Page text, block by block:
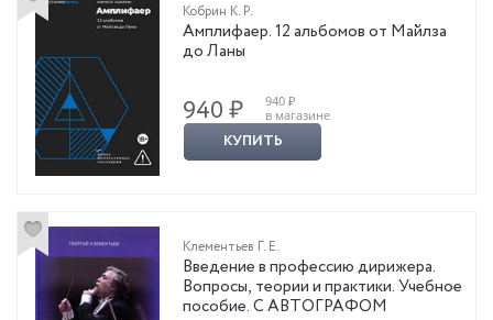
Кобрин К. Р.
Амплифаер. 12 альбомов от Майлза
до Ланы
940 ₽
940 ₽
в магазине
КУПИТЬ
Клементьев Г. Е.
Введение в профессию дирижера.
Вопросы, теории и практики. Учебное
пособие. С АВТОГРАФОМ